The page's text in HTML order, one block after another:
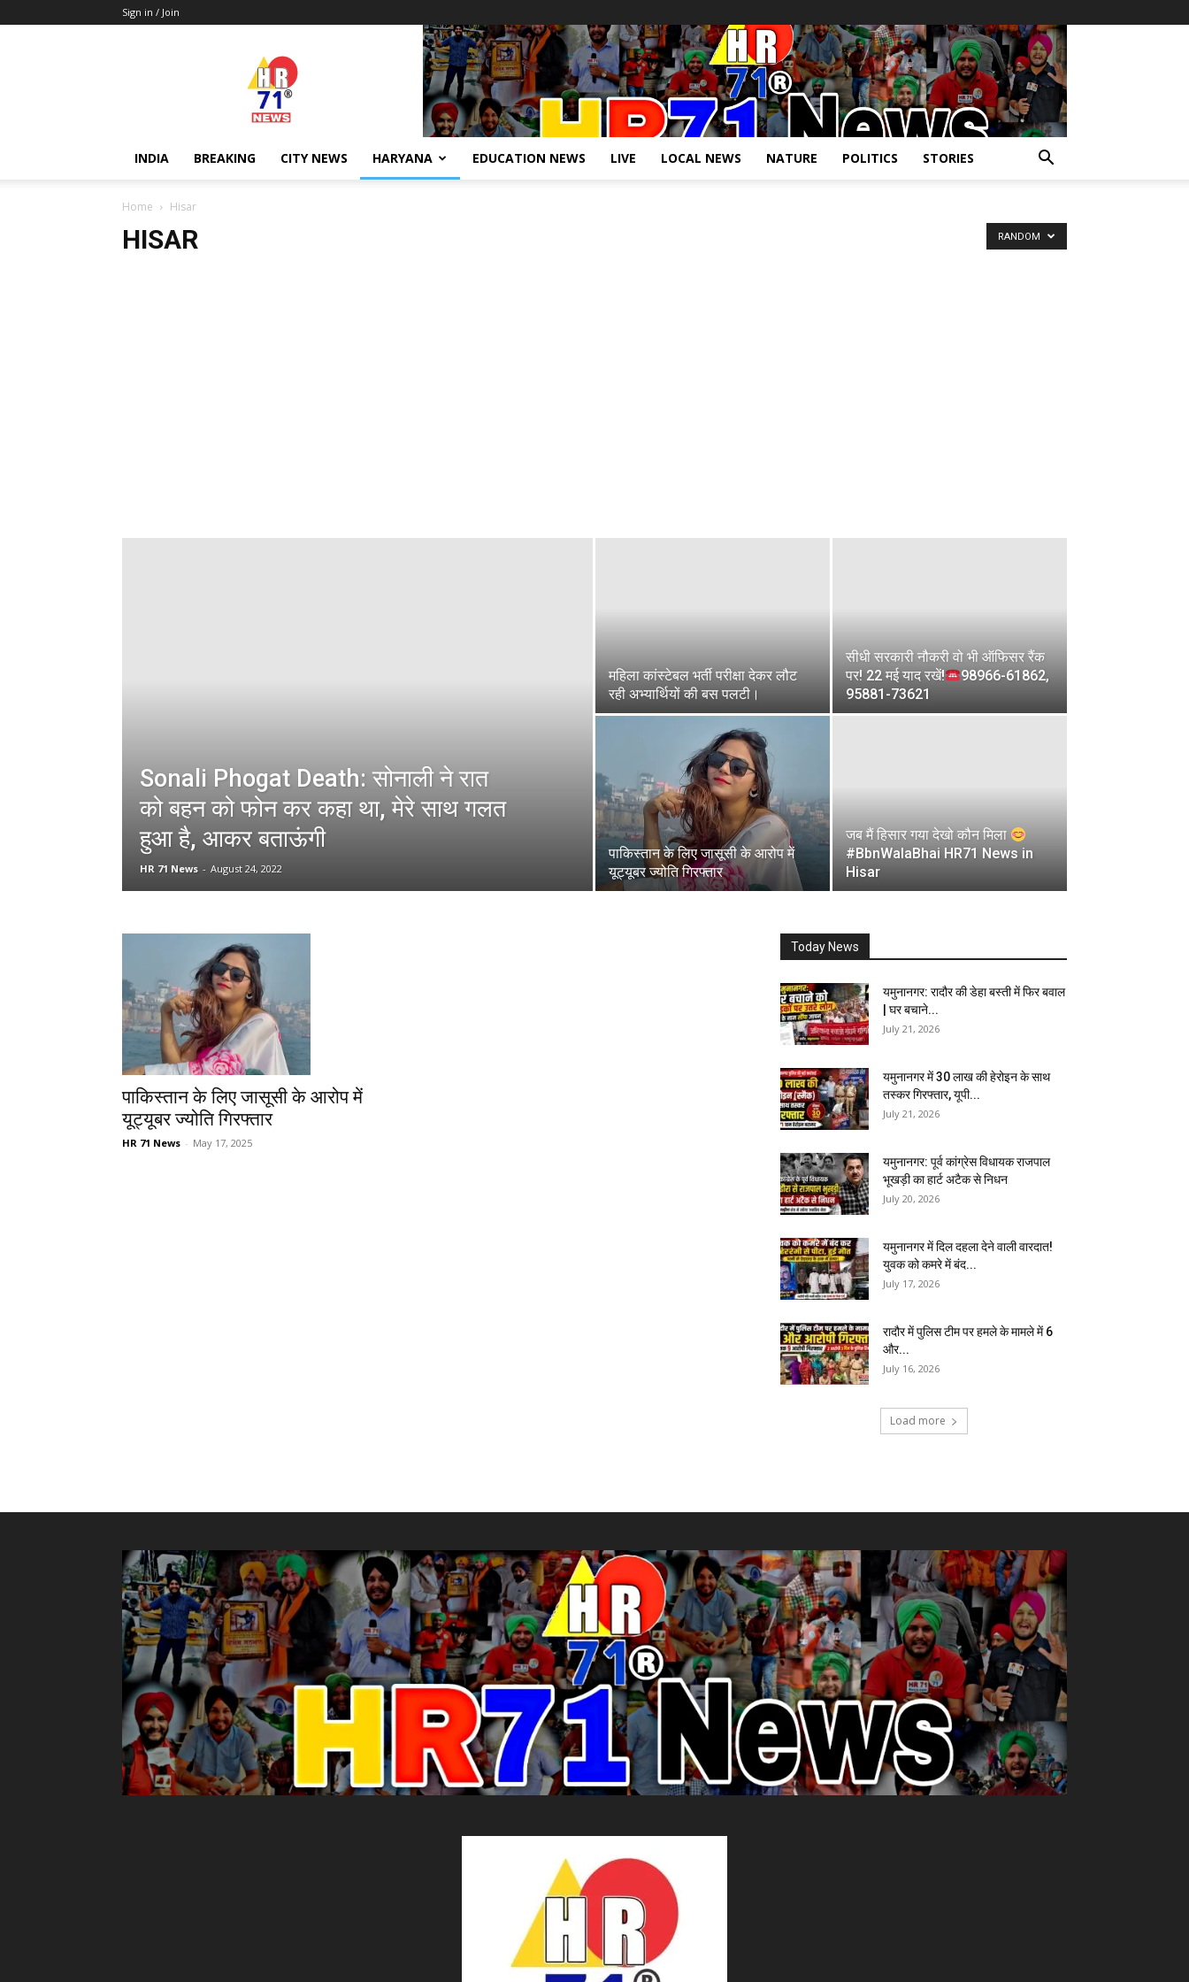
Sign in / Join
Hr71news
INDIA BREAKING CITY NEWS HARYANA EDUCATION NEWS LIVE LOCAL NEWS NATURE POLITICS STORIES
Home Hisar
HISAR RANDOM
Sonali Phogat Death: सोनाली ने रात
को बहन को फोन कर कहा था, मेरे साथ गलत
हुआ है, आकर बताऊंगी
HR 71 News - August 24, 2022
महिला कांस्टेबल भर्ती परीक्षा देकर लौट
रही अभ्यार्थियों की बस पलटी।
सीधी सरकारी नौकरी वो भी ऑफिसर रैंक
पर! 22 मई याद रखें!
98966-61862,
95881-73621
पाकिस्तान के लिए जासूसी के आरोप में
यूट्यूबर ज्योति गिरफ्तार
जब मैं हिसार गया देखो कौन मिला
#BbnWalaBhai HR71 News in
Hisar
पाकिस्तान के लिए जासूसी के आरोप में
यूट्यूबर ज्योति गिरफ्तार
HR 71 News - May 17, 2025
Today News
यमुनानगर: रादौर की डेहा बस्ती में फिर बवाल
| घर बचाने...
July 21, 2026
यमुनानगर में 30 लाख की हेरोइन के साथ
तस्कर गिरफ्तार, यूपी...
July 21, 2026
यमुनानगर: पूर्व कांग्रेस विधायक राजपाल
भूखड़ी का हार्ट अटैक से निधन
July 20, 2026
यमुनानगर में दिल दहला देने वाली वारदात!
युवक को कमरे में बंद...
July 17, 2026
रादौर में पुलिस टीम पर हमले के मामले में 6
और...
July 16, 2026
Load more